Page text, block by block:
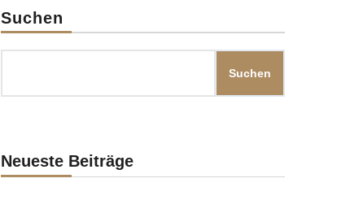
Suchen
Suchen
Neueste Beiträge